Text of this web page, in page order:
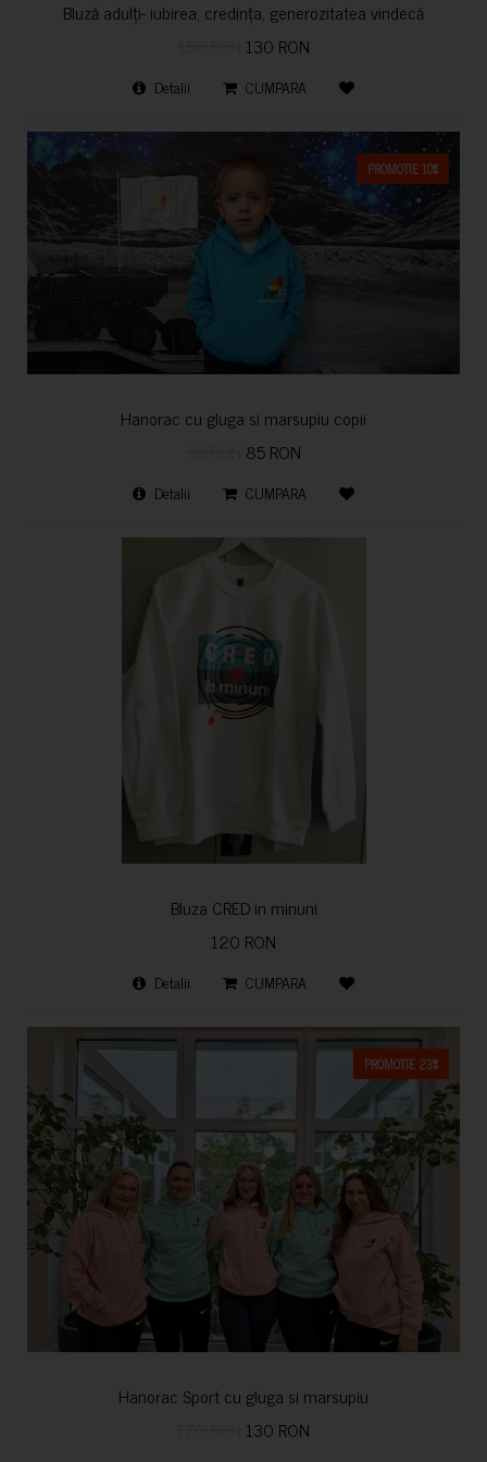
Bluză adulți- iubirea, credința, generozitatea vindecă
130 RON
Detalii CUMPARA
PROMOTIE 10%
Hanorac cu gluga si marsupiu copii
85 RON
Detalii CUMPARA
Bluza CRED in minuni
120 RON
Detalii CUMPARA
PROMOTIE 23%
Hanorac Sport cu gluga si marsupiu
130 RON